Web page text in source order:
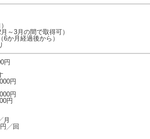
～3月の間で取得可）
か月経過後から）
円
円
円
円
月
円╱回